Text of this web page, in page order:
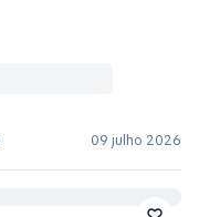
09 julho 2026